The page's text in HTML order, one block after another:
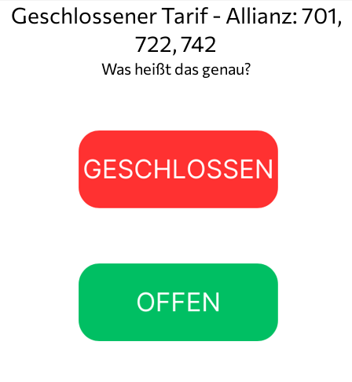
Geschlossener Tarif - Allianz: 701,
722, 742
Was heißt das genau?